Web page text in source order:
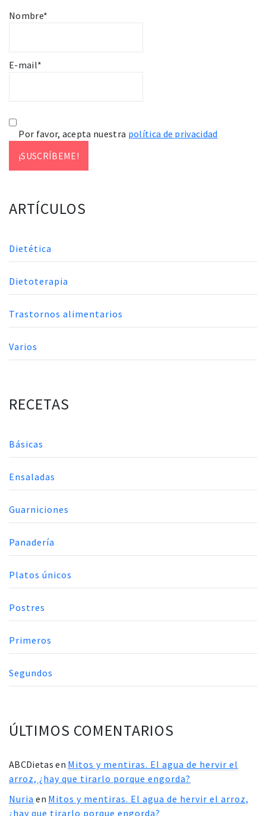
Nombre*
E-mail*
Por favor, acepta nuestra política de privacidad
ARTÍCULOS
Dietética
Dietoterapia
Trastornos alimentarios
Varios
RECETAS
Básicas
Ensaladas
Guarniciones
Panadería
Platos únicos
Postres
Primeros
Segundos
ÚLTIMOS COMENTARIOS
ABCDietas en Mitos y mentiras. El agua de hervir el
arroz, ¿hay que tirarlo porque engorda?
Nuria en Mitos y mentiras. El agua de hervir el arroz,
¿hay que tirarlo porque engorda?